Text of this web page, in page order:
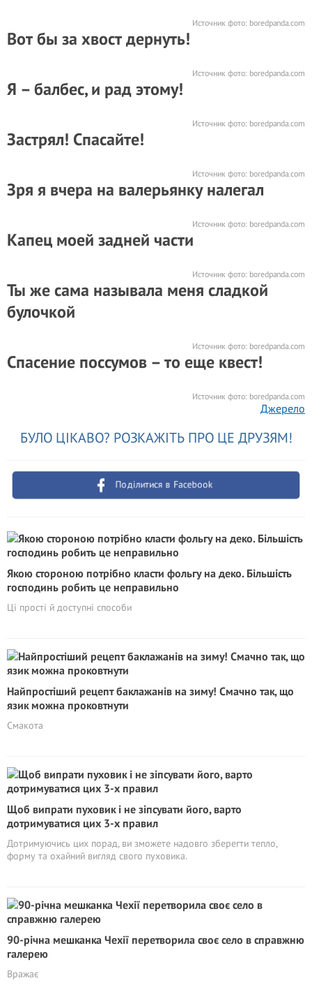
Источник фото: boredpanda.com
Вот бы за хвост дернуть!
Источник фото: boredpanda.com
Я – балбес, и рад этому!
Источник фото: boredpanda.com
Застрял! Спасайте!
Источник фото: boredpanda.com
Зря я вчера на валерьянку налегал
Источник фото: boredpanda.com
Капец моей задней части
Источник фото: boredpanda.com
Ты же сама называла меня сладкой
булочкой
Источник фото: boredpanda.com
Спасение поссумов – то еще квест!
Источник фото: boredpanda.com
Джерело
БУЛО ЦІКАВО? РОЗКАЖІТЬ ПРО ЦЕ ДРУЗЯМ!
Поділитися в Facebook
Якою стороною потрібно класти фольгу на деко. Більшість
господинь робить це неправильно
Ці прості й доступні способи
Найпростіший рецепт баклажанів на зиму! Смачно так, що
язик можна проковтнути
Смакота
Щоб випрати пуховик і не зіпсувати його, варто
дотримуватися цих 3-х правил
Дотримуючись цих порад, ви зможете надовго зберегти тепло,
форму та охайний вигляд свого пуховика.
90-річна мешканка Чехії перетворила своє село в справжню
галерею
Вражає